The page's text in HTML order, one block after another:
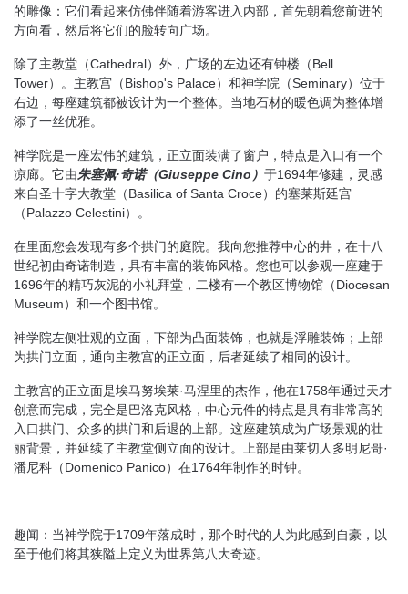
的雕像：它们看起来仿佛伴随着游客进入内部，首先朝着您前进的
方向看，然后将它们的脸转向广场。
除了主教堂（Cathedral）外，广场的左边还有钟楼（Bell
Tower）。主教宫（Bishop's Palace）和神学院（Seminary）位于
右边，每座建筑都被设计为一个整体。当地石材的暖色调为整体增
添了一丝优雅。
神学院是一座宏伟的建筑，正立面装满了窗户，特点是入口有一个
凉廊。它由朱塞佩·奇诺（Giuseppe Cino） 于1694年修建，灵感
来自圣十字大教堂（Basilica of Santa Croce）的塞莱斯廷宫
（Palazzo Celestini）。
在里面您会发现有多个拱门的庭院。我向您推荐中心的井，在十八
世纪初由奇诺制造，具有丰富的装饰风格。您也可以参观一座建于
1696年的精巧灰泥的小礼拜堂，二楼有一个教区博物馆（Diocesan
Museum）和一个图书馆。
神学院左侧壮观的立面，下部为凸面装饰，也就是浮雕装饰；上部
为拱门立面，通向主教宫的正立面，后者延续了相同的设计。
主教宫的正立面是埃马努埃莱·马涅里的杰作，他在1758年通过天才
创意而完成，完全是巴洛克风格，中心元件的特点是具有非常高的
入口拱门、众多的拱门和后退的上部。这座建筑成为广场景观的壮
丽背景，并延续了主教堂侧立面的设计。上部是由莱切人多明尼哥·
潘尼科（Domenico Panico）在1764年制作的时钟。
趣闻：当神学院于1709年落成时，那个时代的人为此感到自豪，以
至于他们将其狭隘上定义为世界第八大奇迹。